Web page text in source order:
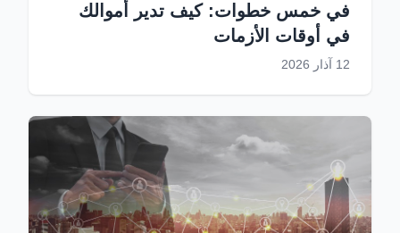
في خمس خطوات: كيف تدير أموالك
في أوقات الأزمات
12 آذار 2026